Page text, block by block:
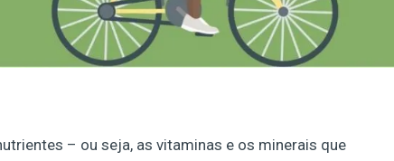
– ou seja, as vitaminas e os minerais que